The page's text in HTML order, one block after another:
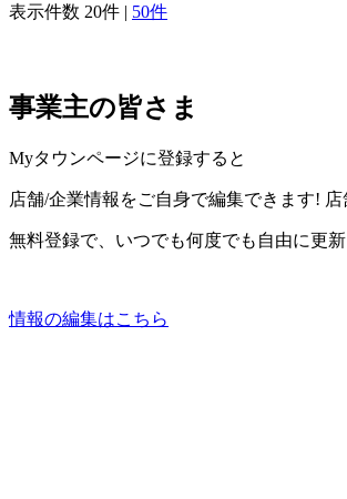
表示件数 20件 | 50件
事業主の皆さま
Myタウンページに登録すると
店舗/企業情報をご自身で編集できます!
無料登録で、いつでも何度でも自由に更
情報の編集はこちら